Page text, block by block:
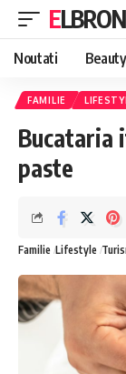
ELBRON
Noutati Beauty
FAMILIE
Bucataria
paste
Familie Lifestyle